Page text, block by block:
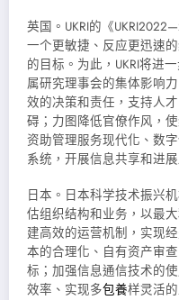
英国。UKRI的《
一个更敏捷、反应更迅速
的目标。为此，UKRI将进
属研究理事会的集体影响
效的决策和责任，支持人
碍；力图降低官僚作风，
资助管理服务现代化、数
系统，开展信息共享和进展
日本。日本科学技术振兴
估组织结构和业务，以最
建高效的运营机制，实现
本的合理化、自有资产审
标；加强信息通信技术的
效率、实现多包養样灵活